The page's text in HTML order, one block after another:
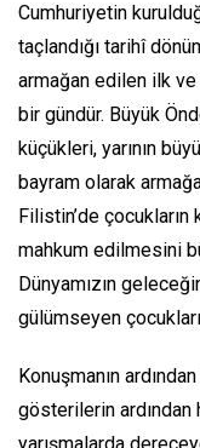
Cumhuriyetin
taçlandığı tarihî
armağan edilen ilk
bir gündür. Büyük
küçükleri, yarının
bayram olarak
Filistin’de
mahkum edilmesini
Dünyamızın
gülümseyen
Konuşmanın
gösterilerin